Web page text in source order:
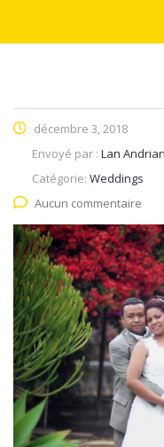
décembre 3, 2018
Envoyé par : Lan Andrian
Catégorie: Weddings
Aucun commentaire